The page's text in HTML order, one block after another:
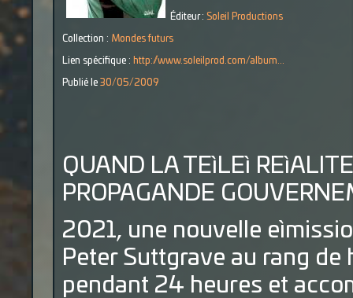
Éditeur : Soleil Productions
Collection : Mondes futurs
Lien spécifique : http://www.soleilprod.com/album...
Publié le 30/05/2009
QUAND LA TEìLEì
PROPAGANDE
2021, une nouvelle
Peter Suttgrave au rang
pendant 24 heures et